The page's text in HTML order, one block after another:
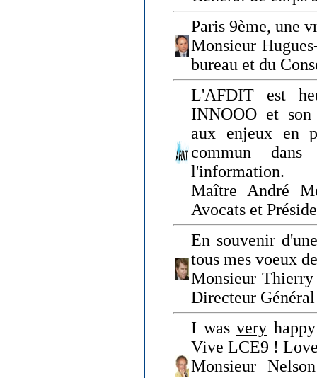
Paris 9ème, une
Monsieur
bureau et du
L'AFDIT est
INNOOO et
aux enjeux en
commun
l'information.
Maître André
Avocats et
En souvenir
tous mes voeux
Monsieur
Directeur
I was very
Vive LCE9 !
Monsieur